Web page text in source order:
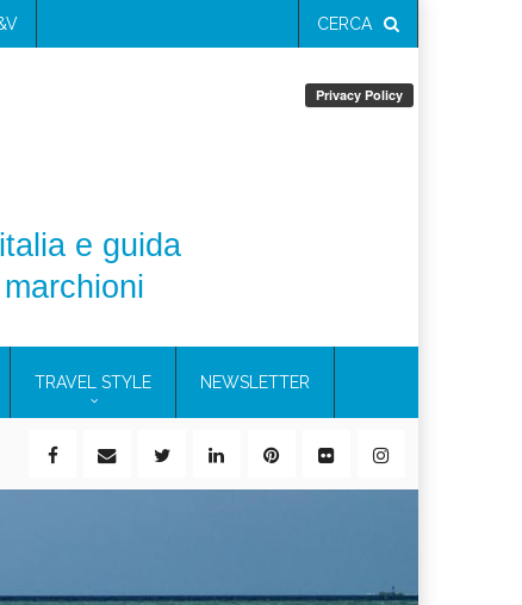
CERCA
e guida
TRAVEL STYLE NEWSLETTER
migliore?
Columbus supera il 21%